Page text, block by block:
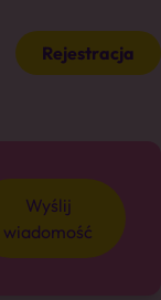
Rejestracja
Wyślij
wiadomość